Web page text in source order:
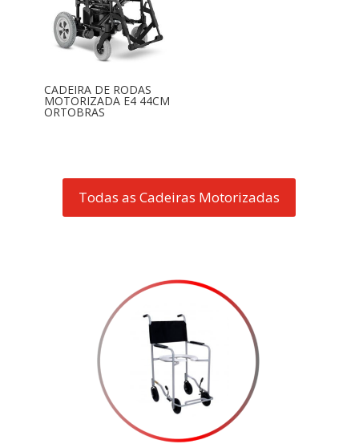
CADEIRA DE RODAS
MOTORIZADA E4 44CM
ORTOBRAS
Todas as Cadeiras Motorizadas